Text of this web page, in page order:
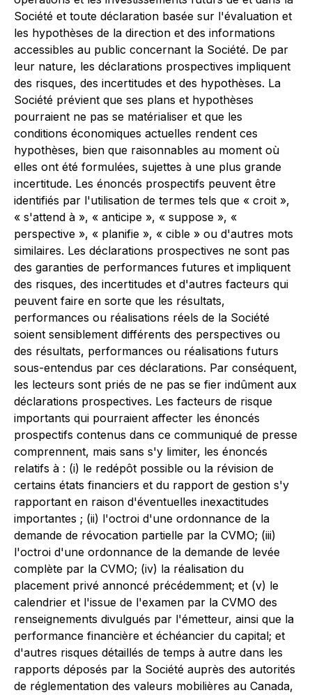
Société et toute déclaration basée sur l'évaluation et
les hypothèses de la direction et des informations
accessibles au public concernant la Société. De par
leur nature, les déclarations prospectives impliquent
des risques, des incertitudes et des hypothèses. La
Société prévient que ses plans et hypothèses
pourraient ne pas se matérialiser et que les
conditions économiques actuelles rendent ces
hypothèses, bien que raisonnables au moment où
elles ont été formulées, sujettes à une plus grande
incertitude. Les énoncés prospectifs peuvent être
identifiés par l'utilisation de termes tels que « croit »,
« s'attend à », « anticipe », « suppose », «
perspective », « planifie », « cible » ou d'autres mots
similaires. Les déclarations prospectives ne sont pas
des garanties de performances futures et impliquent
des risques, des incertitudes et d'autres facteurs qui
peuvent faire en sorte que les résultats,
performances ou réalisations réels de la Société
soient sensiblement différents des perspectives ou
des résultats, performances ou réalisations futurs
sous-entendus par ces déclarations. Par conséquent,
les lecteurs sont priés de ne pas se fier indûment aux
déclarations prospectives. Les facteurs de risque
importants qui pourraient affecter les énoncés
prospectifs contenus dans ce communiqué de presse
comprennent, mais sans s'y limiter, les énoncés
relatifs à : (i) le redépôt possible ou la révision de
certains états financiers et du rapport de gestion s'y
rapportant en raison d'éventuelles inexactitudes
importantes ; (ii) l'octroi d'une ordonnance de la
demande de révocation partielle par la CVMO; (iii)
l'octroi d'une ordonnance de la demande de levée
complète par la CVMO; (iv) la réalisation du
placement privé annoncé précédemment; et (v) le
calendrier et l'issue de l'examen par la CVMO des
renseignements divulgués par l'émetteur, ainsi que la
performance financière et échéancier du capital; et
d'autres risques détaillés de temps à autre dans les
rapports déposés par la Société auprès des autorités
de réglementation des valeurs mobilières au Canada,